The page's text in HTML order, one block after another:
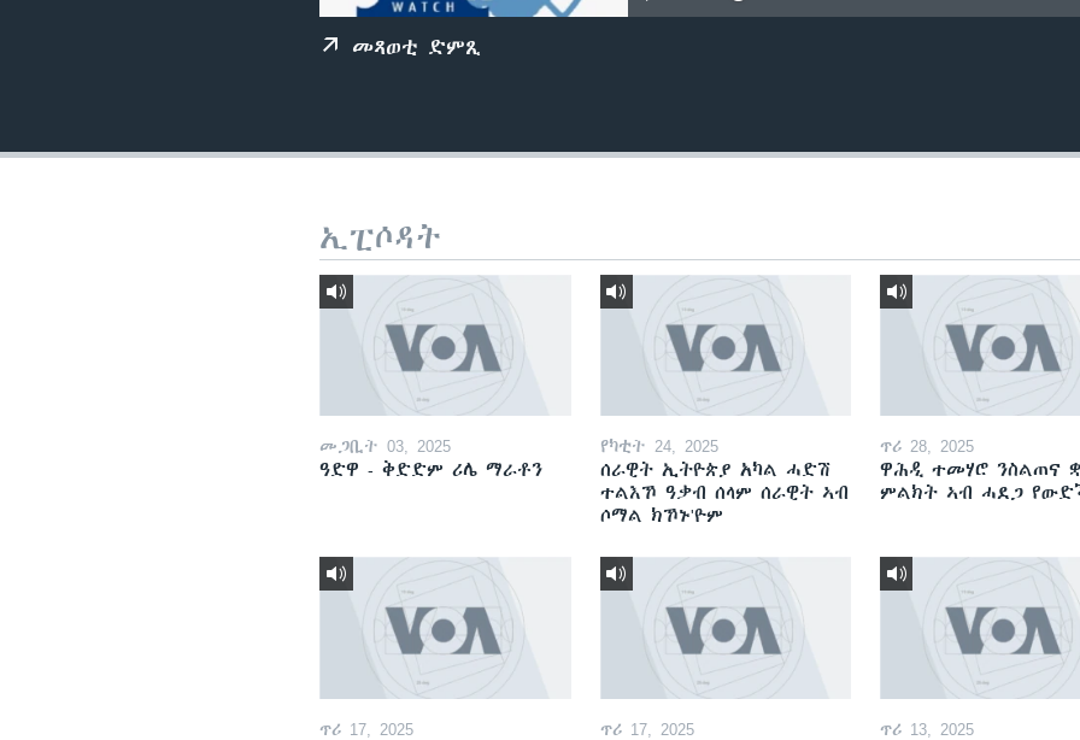
መጻወቲ ድምጺ
ኢፒሶዳት
መጋቢት 03, 2025
ዓድዋ - ቅድድም ሪሌ ማራቶን
የካቲት 24, 2025
ሰራዊት ኢትዮጵያ አካል ሓድሽ
ተልእኾ ዓቃብ ሰላም ሰራዊት ኣብ
ሶማል ክኾኑ'ዮም
ጥሪ 28, 2025
ዋሕዲ ተመሃሮ ንስልጠና
ምልክት ኣብ ሓደጋ
ጥሪ 17, 2025 ጥሪ 17, 2025 ጥሪ 13, 2025